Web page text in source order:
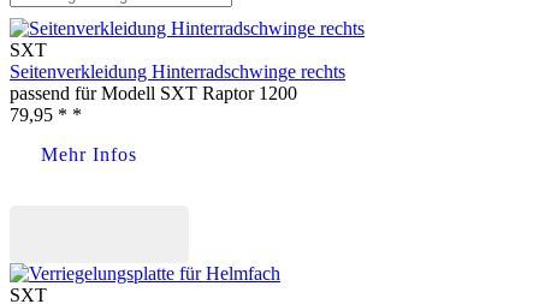
SXT
Seitenverkleidung Hinterradschwinge rechts
passend für Modell SXT Raptor 1200
79,95 * *
Mehr Infos
SXT